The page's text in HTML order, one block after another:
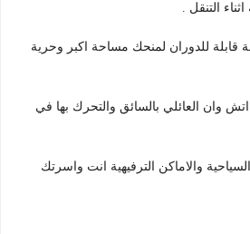
التنقل .
قابلة للدوران لمنحك مساحة اكبر وحرية
وان العائلي بالسائق والتحرك بها في
والاماكن الترفيهية انت واسرتك